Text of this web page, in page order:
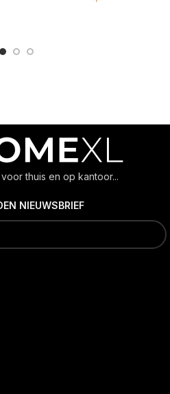
thuis en op kantoor...
NIEUWSBRIEF